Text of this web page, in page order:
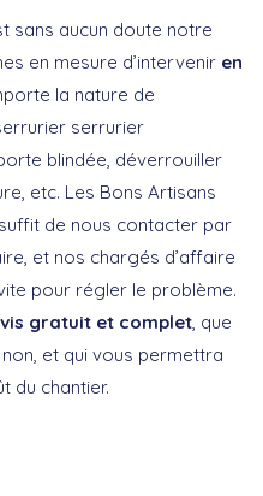
sans aucun doute notre
en mesure d’intervenir en
la nature de
serrurier
blindée, déverrouiller
etc. Les Bons Artisans
de nous contacter par
et nos chargés d’affaire
pour régler le problème.
gratuit et complet, que
et qui vous permettra
du chantier.